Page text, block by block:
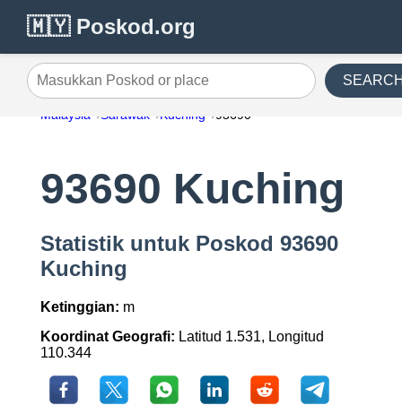
🇲🇾 Poskod.org
Masukkan Poskod or place
Malaysia Sarawak Kuching 93690
93690 Kuching
Statistik untuk Poskod 93690
Kuching
Ketinggian: m
Koordinat Geografi: Latitud 1.531, Longitud
110.344